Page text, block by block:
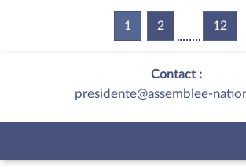
1 (current)
2 12
Contact :
presidente@assemblee-